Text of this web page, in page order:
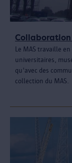
Le MAS travaille
universitaires,
qu'avec des
collection du MAS.